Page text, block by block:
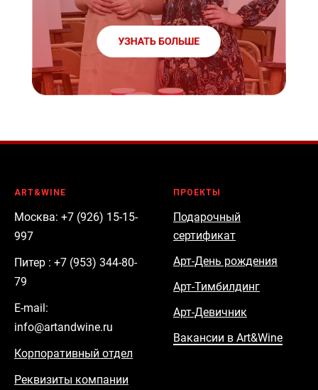
ART&WINE
Москва: +7 (926) 15-15-
997
Питер : +7 (953) 344-80-
79
E-mail:
info@artandwine.ru
Корпоративный отдел
Реквизиты компании
ПРОЕКТЫ
Подарочный
сертификат
Арт-День рождения
Арт-Тимбилдинг
Арт-Девичник
Вакансии в Art&Wine